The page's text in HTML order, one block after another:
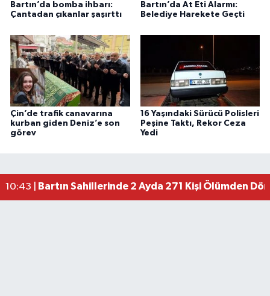
Bartın’da bomba ihbarı:
Çantadan çıkanlar şaşırttı
Bartın’da At Eti Alarmı:
Belediye Harekete Geçti
Çin’de trafik canavarına
kurban giden Deniz’e son
görev
16 Yaşındaki Sürücü Polisleri
Peşine Taktı, Rekor Ceza
Yedi
10:43 | Bartın Sahillerinde 2 Ayda 271 Kişi Ölümden